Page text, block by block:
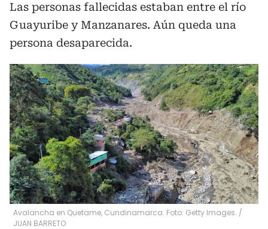
Las personas fallecidas estaban entre el río
Guayuribe y Manzanares. Aún queda una
persona desaparecida.
Avalancha en Quetame, Cundinamarca. Foto: Getty Images. /
JUAN BARRETO